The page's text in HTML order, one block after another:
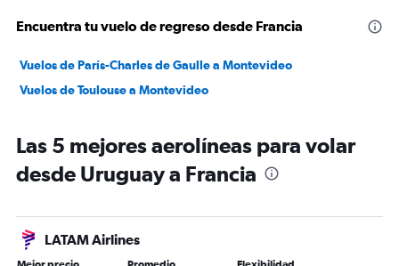
Encuentra tu vuelo de regreso desde Francia
Vuelos de París-Charles de Gaulle a Montevideo
Vuelos de Toulouse a Montevideo
Las 5 mejores aerolíneas para volar
desde Uruguay a Francia
LATAM Airlines